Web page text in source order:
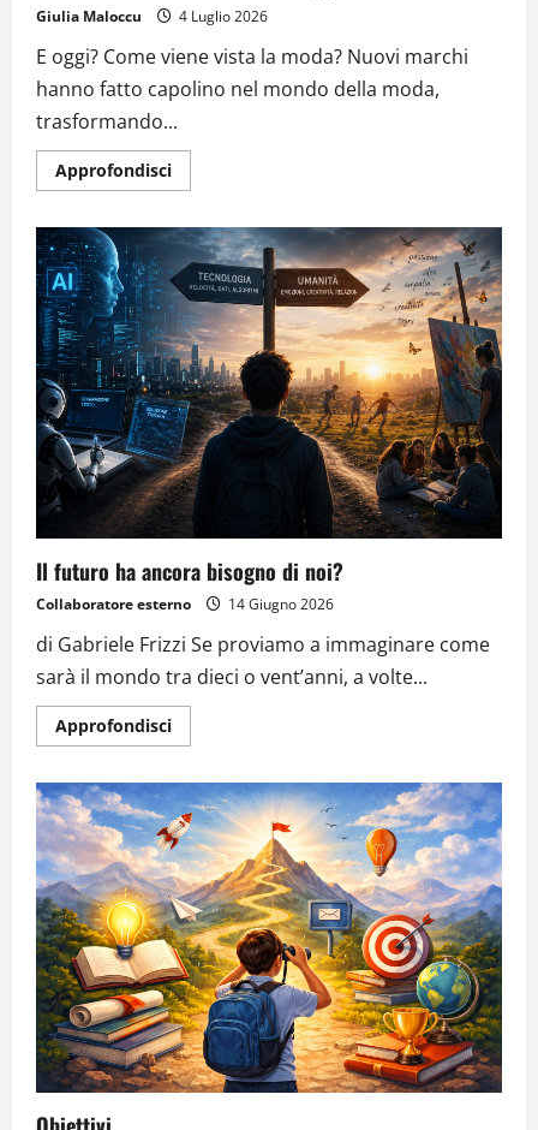
Giulia Maloccu 4 Luglio 2026
E oggi? Come viene vista la moda? Nuovi marchi
hanno fatto capolino nel mondo della moda,
trasformando...
Approfondisci
Il futuro ha ancora bisogno di noi?
Collaboratore esterno 14 Giugno 2026
di Gabriele Frizzi Se proviamo a immaginare come
sarà il mondo tra dieci o vent’anni, a volte...
Approfondisci